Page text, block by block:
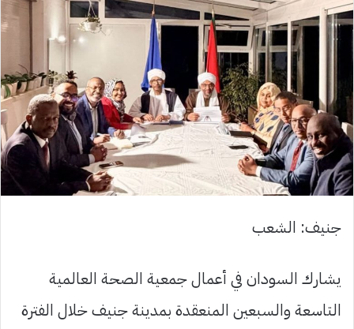
جنيف: الشعب
يشارك السودان في أعمال جمعية الصحة العالمية
التاسعة والسبعين المنعقدة بمدينة جنيف خلال الفترة